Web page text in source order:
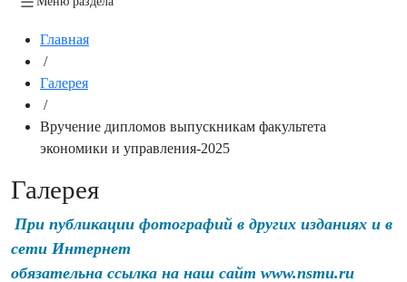
Главная
/
Галерея
/
Вручение дипломов выпускникам факультета
экономики и управления-2025
Галерея
При публикации фотографий в других изданиях и в
сети Интернет
обязательна ссылка на наш сайт www.nsmu.ru